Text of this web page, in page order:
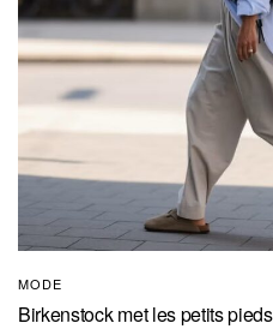
MODE
Birkenstock met les petits